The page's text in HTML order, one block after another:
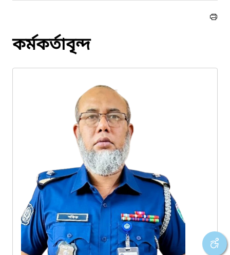
কর্মকর্তাবৃন্দ